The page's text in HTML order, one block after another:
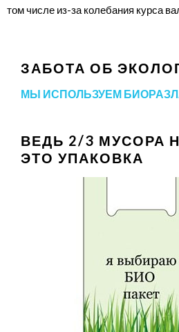
том числе из-за колебания курса
ЗАБОТА ОБ
МЫ ИСПОЛЬЗУЕМ
ВЕДЬ 2/3 МУСОРА
ЭТО УПАКОВКА